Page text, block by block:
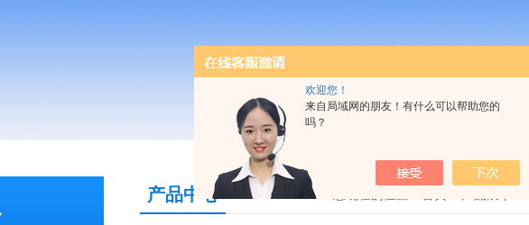
欢迎您！
来自局域网的朋友！有什么可以帮助您的
吗？
产品中心